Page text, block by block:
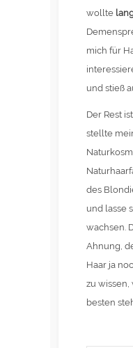
wollte
mich für
und stieß
Der Rest
stellte
des
und lasse
wachsen.
Ahnung,
Haar ja
zu
besten